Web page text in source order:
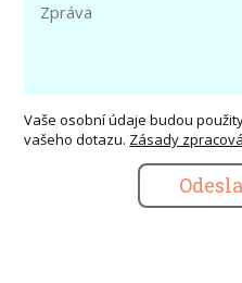
Vaše osobní údaje budou
vašeho dotazu. Zásady